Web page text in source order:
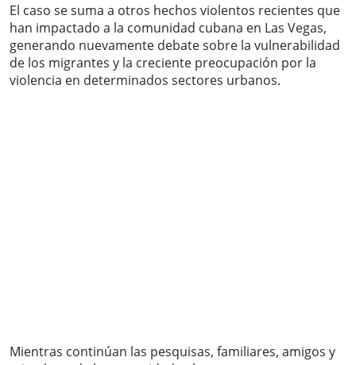
El caso se suma a otros hechos violentos recientes que
han impactado a la comunidad cubana en Las Vegas,
generando nuevamente debate sobre la vulnerabilidad
de los migrantes y la creciente preocupación por la
violencia en determinados sectores urbanos.
Mientras continúan las pesquisas, familiares, amigos y